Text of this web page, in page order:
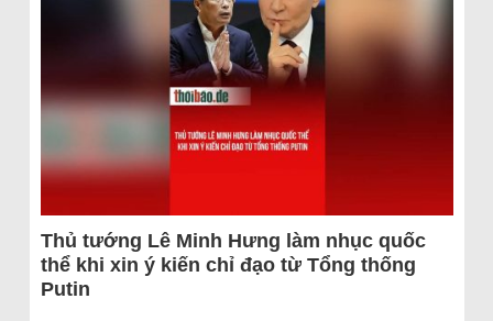
Thủ tướng Lê Minh Hưng làm nhục quốc
thể khi xin ý kiến chỉ đạo từ Tổng thống
Putin